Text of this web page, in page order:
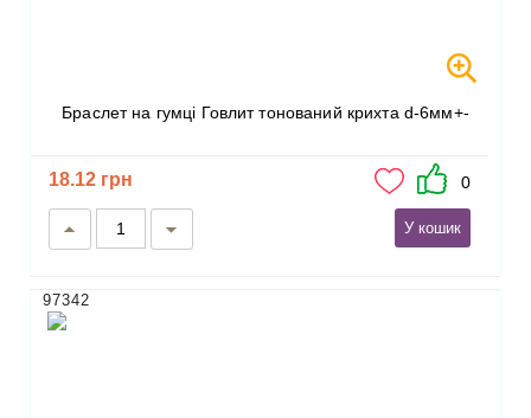
Браслет на гумці Говлит тонований крихта d-6мм+-
18.12 грн 0
У кошик
97342